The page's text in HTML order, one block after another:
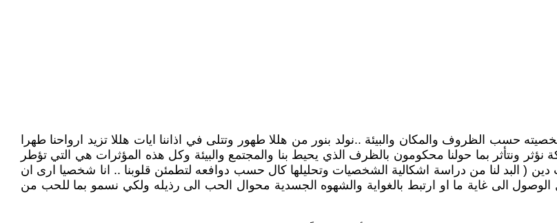
حسب الظروف والمكان والبيئة ..نولد بنور من هللا طهور وتتلى في اذاننا ايات هللا تزيد ارواحنا طهرا
نؤثر ونتأثر بما حولنا محكومون بالظرف الذي يحيط بنا والمجتمع والبيئة وكل هذه المؤثرات هي التي تؤطر
دين ( البد لنا من دراسة اشكالية الشخصيات وتحليلها كال حسب دوافعه لتطمئن قلوبنا .. انا شخصيا ارى ان
الى غاية ما او ارتبط بالغواية والشهوه الجسدية محوال الحب الى رذيله ولكي نسمو بما للحب من